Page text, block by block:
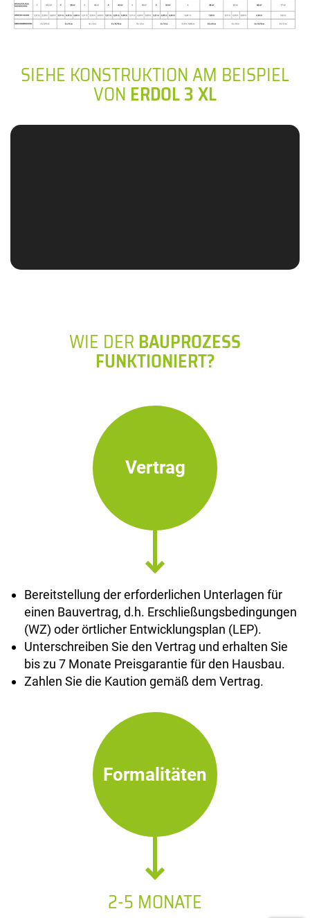
SIEHE KONSTRUKTION AM BEISPIEL
VONERDOL 3 XL
WIE DERBAUPROZESS
FUNKTIONIERT?
Vertrag
Bereitstellung der erforderlichen Unterlagen für
einen Bauvertrag, d.h. Erschließungsbedingungen
(WZ) oder örtlicher Entwicklungsplan (LEP).
Unterschreiben Sie den Vertrag und erhalten Sie
bis zu 7 Monate Preisgarantie für den Hausbau.
Zahlen Sie die Kaution gemäß dem Vertrag.
Formalitäten
2-5 MONATE